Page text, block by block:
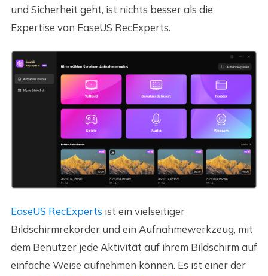
und Sicherheit geht, ist nichts besser als die
Expertise von EaseUS RecExperts.
EaseUS RecExperts ist ein vielseitiger
Bildschirmrekorder und ein Aufnahmewerkzeug, mit
dem Benutzer jede Aktivität auf ihrem Bildschirm auf
einfache Weise aufnehmen können. Es ist einer der